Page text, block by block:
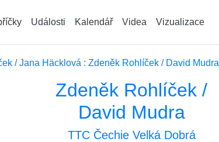
Události Kalendář Videa Vizualizace
/ Jana Häcklová : Zdeněk Rohlíček / David Mudra
Zdeněk Rohlíček /
David Mudra
TTC Čechie Velká Dobrá